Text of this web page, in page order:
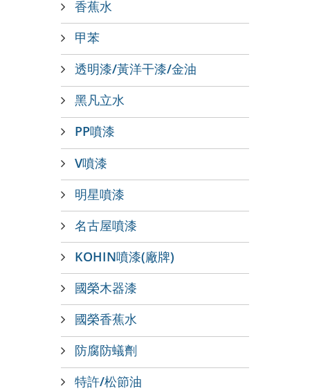
香蕉水
甲苯
透明漆/黃洋干漆/金油
黑凡立水
PP噴漆
V噴漆
明星噴漆
名古屋噴漆
KOHIN噴漆(廠牌)
國榮木器漆
國榮香蕉水
防腐防蟻劑
特許/松節油